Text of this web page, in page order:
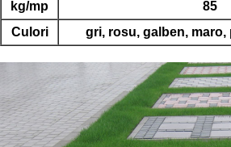
kg/mp
85
Culori
gri, rosu, galben,